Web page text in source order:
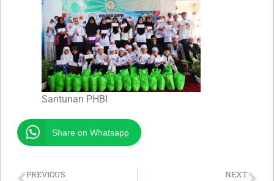
Santunan PHBI
Share on Whatsapp
PREVIOUS NEXT